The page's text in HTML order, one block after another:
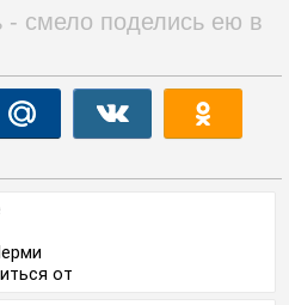
- смело поделись ею в
от